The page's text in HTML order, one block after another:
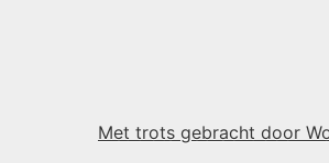
Met trots gebracht door